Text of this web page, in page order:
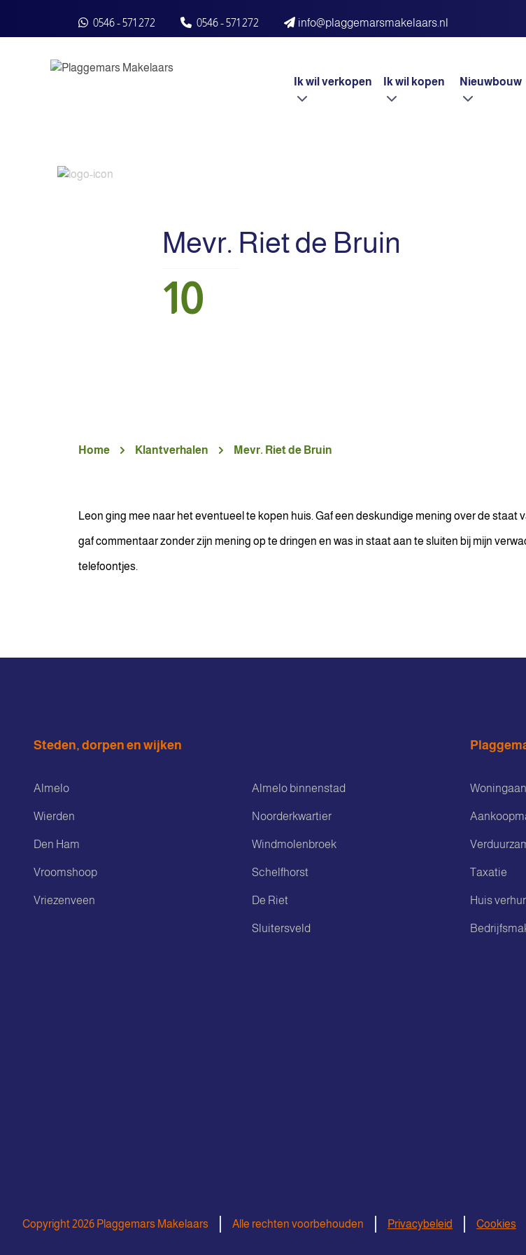
0546 - 571 272
0546 - 571 272 info@plaggemarsmakelaars.nl
Ik wil verkopen Ik wil kopen Nieuwbouw
Mevr. Riet de Bruin
10
Home Klantverhalen Mevr. Riet de Bruin
Leon ging mee naar het eventueel te kopen huis. Gaf een deskundige mening over de staat
gaf commentaar zonder zijn mening op te dringen en was in staat aan te sluiten bij mijn
telefoontjes.
Steden, dorpen en wijken
Almelo
Wierden
Den Ham
Vroomshoop
Vriezenveen
Almelo binnenstad
Noorderkwartier
Windmolenbroek
Schelfhorst
De Riet
Sluitersveld
Taxatie
Huis
Copyright 2026 Plaggemars Makelaars Alle rechten voorbehouden Privacybeleid Cookies